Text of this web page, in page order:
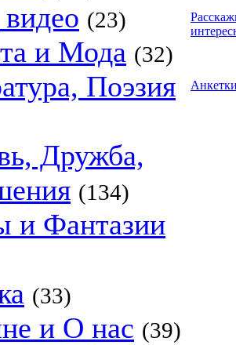
(23)
и Мода (32)
Поэзия
Дружба,
(134)
и Фантазии
(33)
и О нас (39)